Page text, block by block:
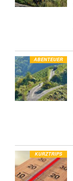
ABENTEUER
KURZTRIPS